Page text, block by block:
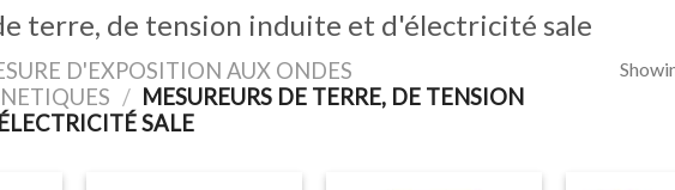
terre, de tension induite et d'électricité sale
D'EXPOSITION AUX ONDES
/ MESUREURS DE TERRE, DE TENSION
SALE